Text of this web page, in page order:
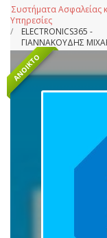
Συστήματα Ασφαλείας
Υπηρεσίες
ELECTRONICS365 -
ΓΙΑΝΝΑΚΟΥΔΗΣ
ΑΝΟΙΚΤΌ